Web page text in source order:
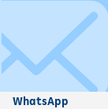
Verificar
Em caso
Não
WhatsApp